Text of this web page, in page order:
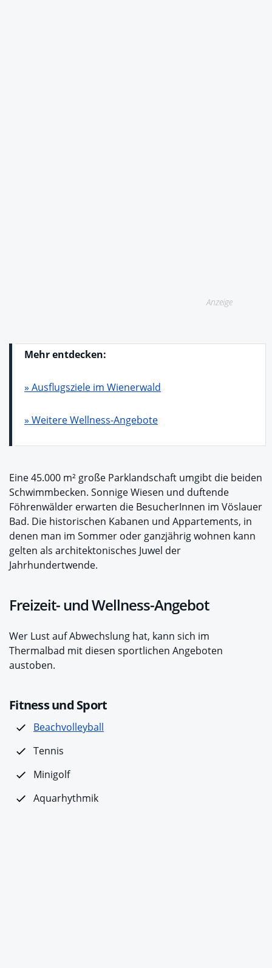
Anzeige
Mehr entdecken:
» Ausflugsziele im Wienerwald
» Weitere Wellness-Angebote
Eine 45.000 m² große Parklandschaft umgibt die beiden
Schwimmbecken. Sonnige Wiesen und duftende
Föhrenwälder erwarten die BesucherInnen im Vöslauer
Bad. Die historischen Kabanen und Appartements, in
denen man im Sommer oder ganzjährig wohnen kann
gelten als architektonisches Juwel der
Jahrhundertwende.
Freizeit- und Wellness-Angebot
Wer Lust auf Abwechslung hat, kann sich im
Thermalbad mit diesen sportlichen Angeboten
austoben.
Fitness und Sport
Beachvolleyball
Tennis
Minigolf
Aquarhythmik